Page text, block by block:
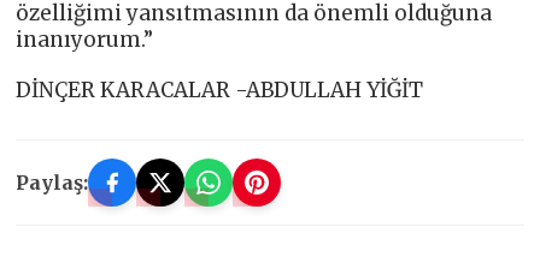
özelliğimi yansıtmasının da önemli olduğuna
inanıyorum.”
DİNÇER KARACALAR -ABDULLAH YİĞİT
Paylaş: